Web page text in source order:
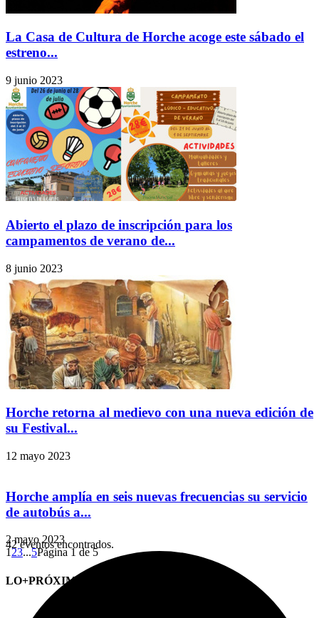
La Casa de Cultura de Horche acoge este sábado el
estreno...
9 junio 2023
Abierto el plazo de inscripción para los
campamentos de verano de...
8 junio 2023
Horche retorna al medievo con una nueva edición de
su Festival...
12 mayo 2023
Horche amplía en seis nuevas frecuencias su servicio
de autobús a...
2 mayo 2023
123...5Página 1 de 5
LO+PRÓXIMO (CITAS)
42 eventos encontrados.